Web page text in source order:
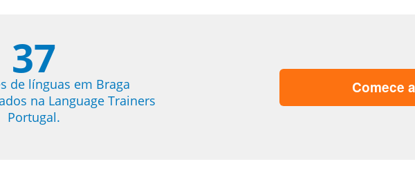
37
de línguas em Braga
na Language Trainers
Portugal.
Comece